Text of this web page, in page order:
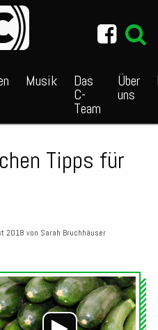
Musik Das
C-
Team
Über
uns
Tipps für
2018 von Sarah Bruchhäuser